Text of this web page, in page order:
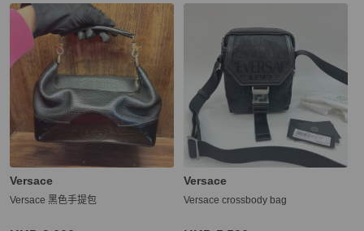
Versace
Versace 黑色手提包
Versace
Versace crossbody bag